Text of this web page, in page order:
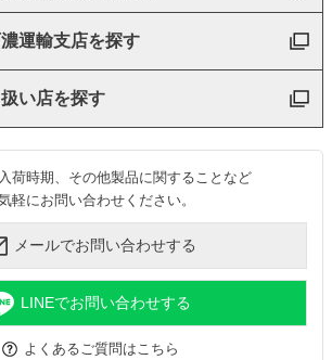
運輸支店を探す
い店を探す
荷時期、その他製品に関することなど
軽にお問い合わせください。
メールでお問い合わせする
LINEでお問い合わせする
よくあるご質問はこちら